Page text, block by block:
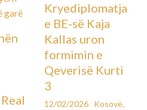
Kryediplomatja
e BE-së Kaja
Kallas uron
formimin e
Qeverisë Kurti
3
12/02/2026 Kosovë,